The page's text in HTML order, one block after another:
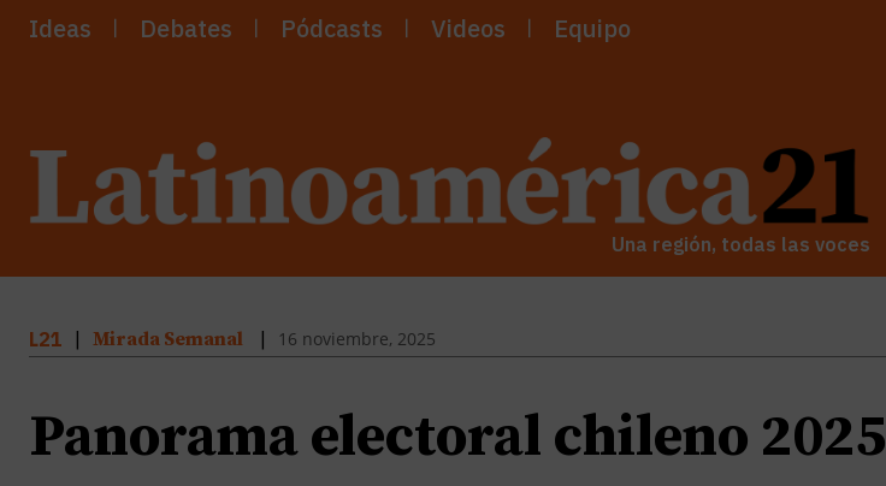
Ideas Debates Pódcasts Videos Equipo
Una región, todas las voces
L21 Mirada Semanal 16 noviembre, 2025
Panorama electoral chileno 2025